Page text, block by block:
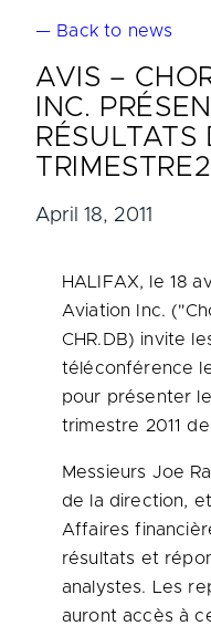
— Back to news
AVIS –
INC.
RÉSULTATS
April 18, 2011
HALIFAX, le 18
Aviation Inc.
CHR.DB) invite
téléconférence
pour présenter
trimestre 2011
Messieurs Joe
de la direction, et
Affaires
résultats et
analystes. Les
auront accès à